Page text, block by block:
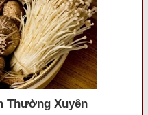
Thường Xuyên